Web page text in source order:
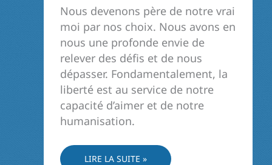
Nous devenons père de notre vrai
moi par nos choix. Nous avons en
nous une profonde envie de
relever des défis et de nous
dépasser. Fondamentalement, la
liberté est au service de notre
capacité d’aimer et de notre
humanisation.
LA
LIRE LA SUITE »